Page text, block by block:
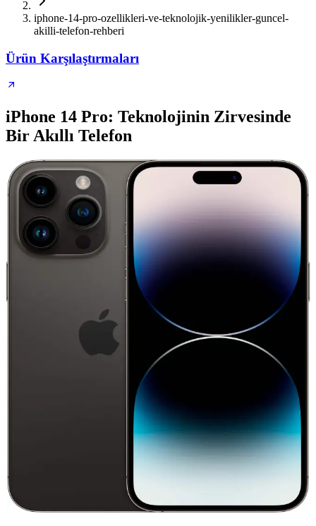
iphone-14-pro-ozellikleri-ve-teknolojik-yenilikler-guncel-
akilli-telefon-rehberi
Ürün Karşılaştırmaları
iPhone 14 Pro: Teknolojinin Zirvesinde
Bir Akıllı Telefon